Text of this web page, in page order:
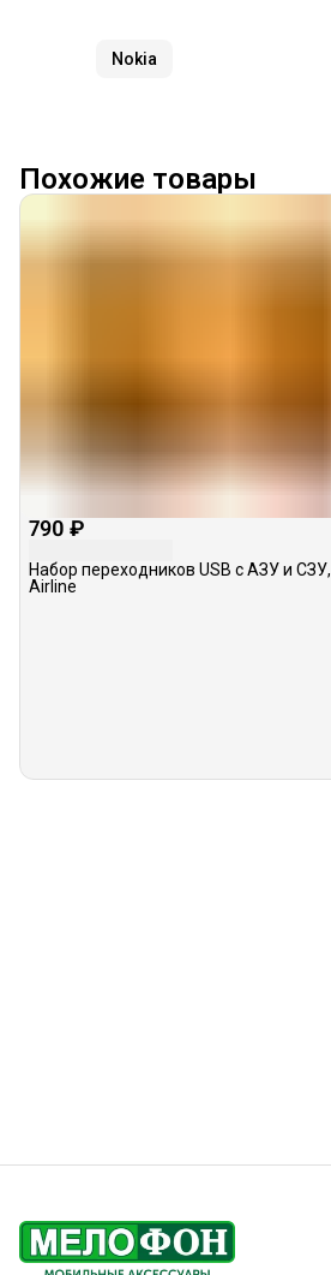
Nokia
Похожие товары
790 ₽
Набор переходников USB с АЗУ и СЗУ,
Airline